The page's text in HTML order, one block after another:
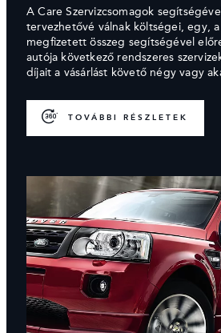
A Care Szervizcsomagok
tervezhetővé válnak költségei, egy, a
megfizetett összeg segítségével
autója következő rendszeres
díjait a vásárlást követő négy vagy
TOVÁBBI RÉSZLETEK